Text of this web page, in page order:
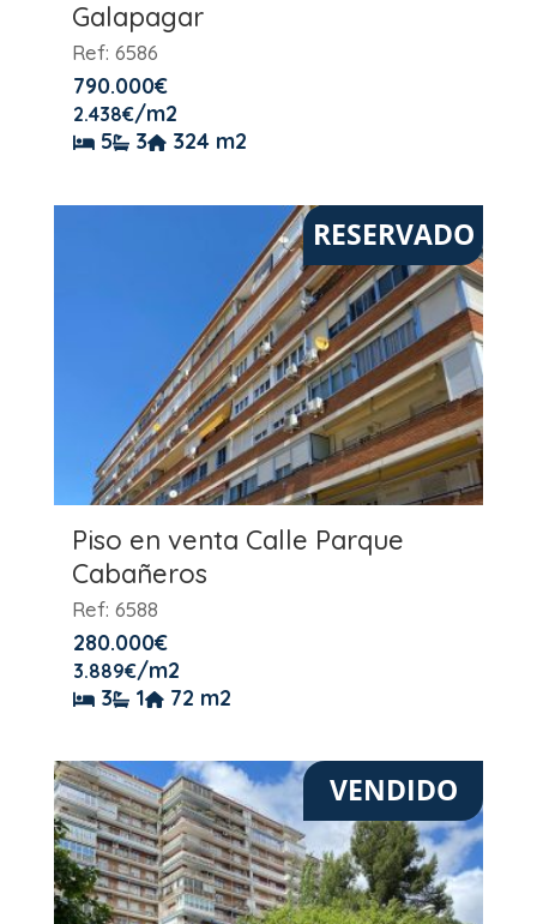
Galapagar
Ref: 6586
790.000€
2.438€/m2
5
3 324 m2
RESERVADO
Piso en venta Calle Parque
Cabañeros
Ref: 6588
280.000€
3.889€/m2
3
1 72 m2
VENDIDO